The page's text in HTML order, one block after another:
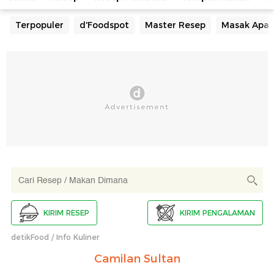
Terpopuler d'Foodspot Master Resep Masak Apa
KIRIM RESEP KIRIM PENGALAMAN
detikFood Info Kuliner
Camilan Sultan